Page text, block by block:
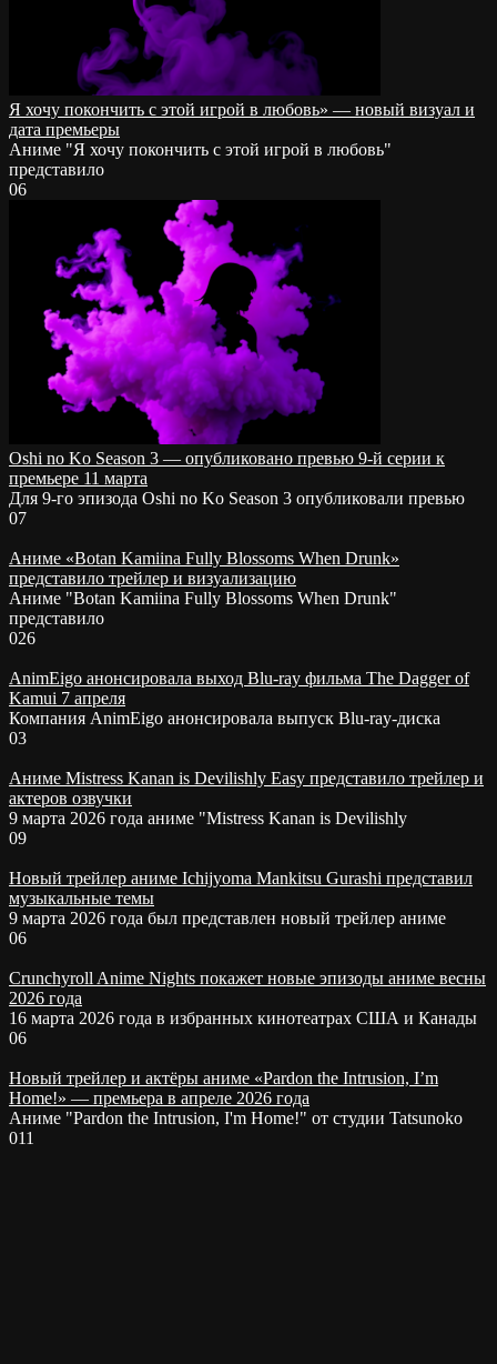
Я хочу покончить с этой игрой в любовь» — новый визуал и
дата премьеры
Аниме "Я хочу покончить с этой игрой в любовь"
представило
06
Oshi no Ko Season 3 — опубликовано превью 9-й серии к
премьере 11 марта
Для 9-го эпизода Oshi no Ko Season 3 опубликовали превью
07
Аниме «Botan Kamiina Fully Blossoms When Drunk»
представило трейлер и визуализацию
Аниме "Botan Kamiina Fully Blossoms When Drunk"
представило
026
AnimEigo анонсировала выход Blu-ray фильма The Dagger of
Kamui 7 апреля
Компания AnimEigo анонсировала выпуск Blu-ray-диска
03
Аниме Mistress Kanan is Devilishly Easy представило трейлер и
актеров озвучки
9 марта 2026 года аниме "Mistress Kanan is Devilishly
09
Новый трейлер аниме Ichijyoma Mankitsu Gurashi представил
музыкальные темы
9 марта 2026 года был представлен новый трейлер аниме
06
Crunchyroll Anime Nights покажет новые эпизоды аниме весны
2026 года
16 марта 2026 года в избранных кинотеатрах США и Канады
06
Новый трейлер и актёры аниме «Pardon the Intrusion, I’m
Home!» — премьера в апреле 2026 года
Аниме "Pardon the Intrusion, I'm Home!" от студии Tatsunoko
011